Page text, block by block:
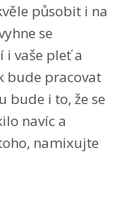
působit i na
se
i vaše pleť a
bude pracovat
bude i to, že se
navíc a
namixujte